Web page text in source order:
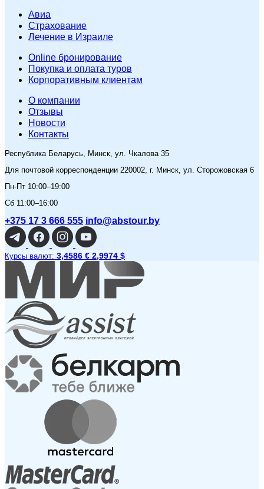
Авиа
Страхование
Лечение в Израиле
Online бронирование
Покупка и оплата туров
Корпоративным клиентам
O компании
Отзывы
Новости
Контакты
Республика Беларусь, Минск, ул. Чкалова 35
Для почтовой корреспонденции 220002, г. Минск, ул. Сторожовская 6
Пн-Пт 10:00–19:00
Сб 11:00–16:00
+375 17 3 666 555 info@abstour.by
Курсы валют: 3,4586 € 2,9974 $